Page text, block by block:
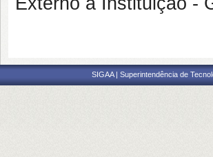
SIGAA | Superintendência de